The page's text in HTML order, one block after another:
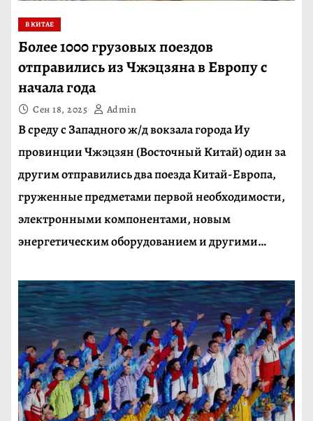
В КИТАЕ
Более 1000 грузовых поездов
отправились из Чжэцзяна в Европу с
начала года
Сен 18, 2025 Admin
В среду с Западного ж/д вокзала города Иу
провинции Чжэцзян (Восточный Китай) один за
другим отправились два поезда Китай-Европа,
груженные предметами первой необходимости,
электронными компонентами, новым
энергетическим оборудованием и другими…